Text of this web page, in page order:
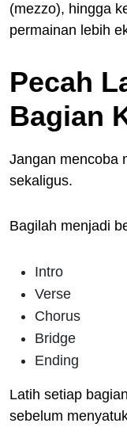
(mezzo), hingga
permainan lebih
Pecah
Bagian
Jangan mencoba
sekaligus.
Bagilah menjadi
Intro
Verse
Chorus
Bridge
Ending
Latih setiap
sebelum